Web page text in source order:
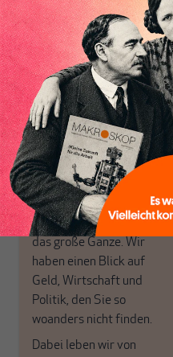
Inhaltsverzeichnis
von allein!
Nur für Abonnenten
MAKROSKOP analysiert
wirtschaftspolitische
Themen aus einer
postkeynesianischen
Perspektive und ist damit
in Deutschland einzigartig.
MAKROSKOP steht für
das große Ganze. Wir
haben einen Blick auf
Geld, Wirtschaft und
Politik, den Sie so
woanders nicht finden.
Dabei leben wir von